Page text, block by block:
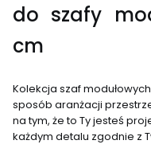
do szafy
cm
Kolekcja szaf
sposób aranżacji
na tym, że to Ty jesteś
każdym detalu zgodnie z